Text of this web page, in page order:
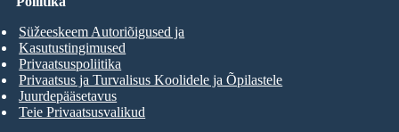
Süžeeskeem Autoriõigused ja
Kasutustingimused
Privaatsuspoliitika
Privaatsus ja Turvalisus Koolidele ja Õpilastele
Juurdepääsetavus
Teie Privaatsusvalikud